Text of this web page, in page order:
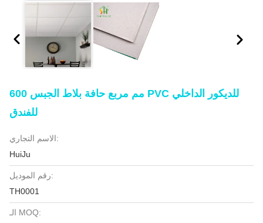
600 مم مربع حافة بلاط الجبس PVC للديكور الداخلي
للفندق
الاسم التجاري:
HuiJu
رقم الموديل:
TH0001
الـ MOQ: